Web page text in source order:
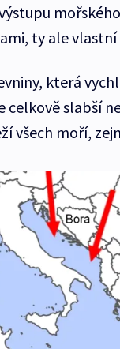
ty ale
která
celkově slabší
všech moří,